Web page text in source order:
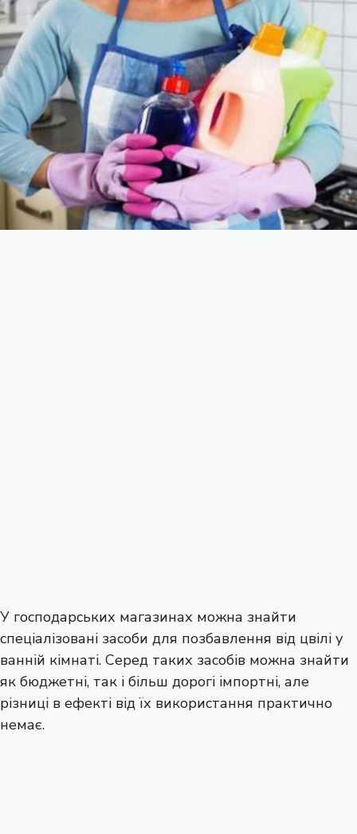
У господарських магазинах можна знайти
спеціалізовані засоби для позбавлення від цвілі у
ванній кімнаті. Серед таких засобів можна знайти
як бюджетні, так і більш дорогі імпортні, але
різниці в ефекті від їх використання практично
немає.